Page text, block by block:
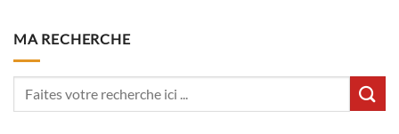
MA RECHERCHE